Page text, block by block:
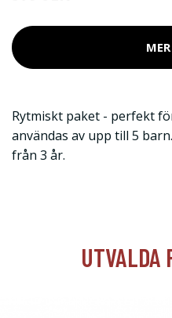
Rytmiskt paket - perfekt
användas av upp till 5
från 3 år.
UTVALDA